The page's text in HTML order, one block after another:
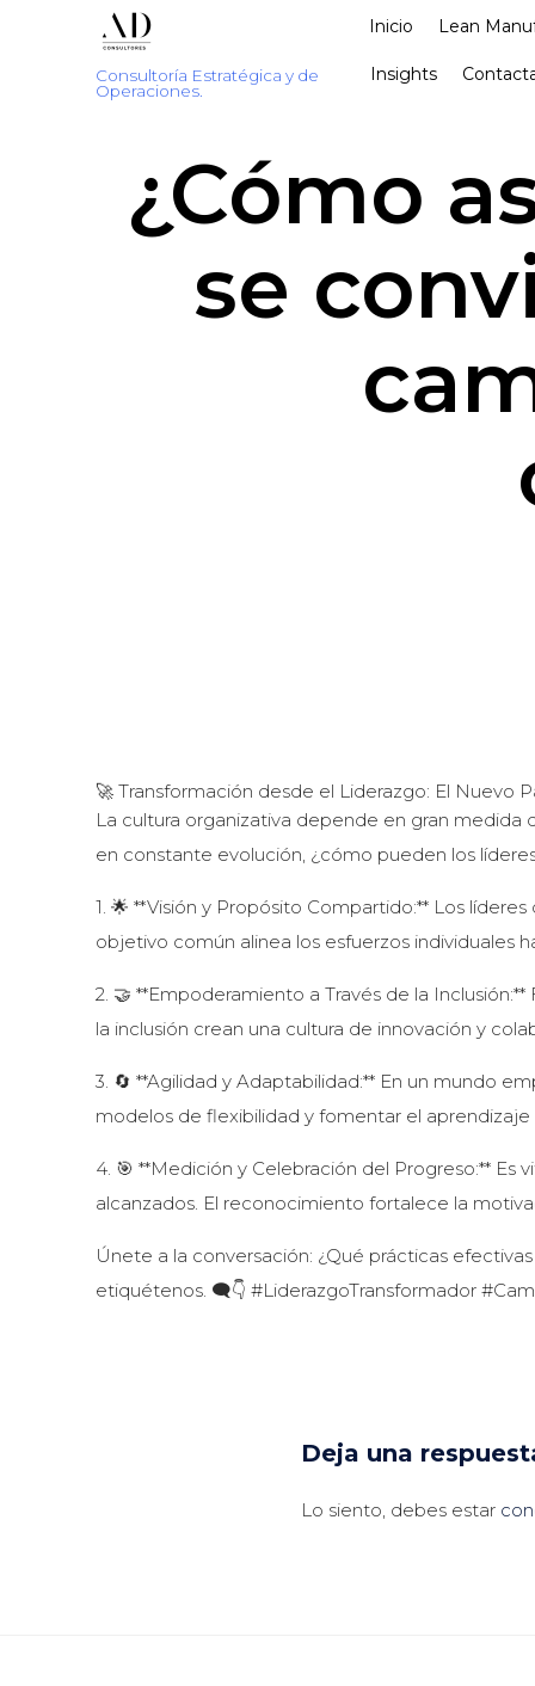
Consultoría Estratégica y de
Operaciones.
Inicio Lean
Insights
¿Cómo
se
🚀 Transformación desde el Liderazgo: El Nuevo
La cultura organizativa depende en gran
en constante evolución, ¿cómo pueden los
1. 🌟 **Visión y Propósito Compartido:** Los
objetivo común alinea los esfuerzos individuales
2. 🤝 **Empoderamiento a Través de la
la inclusión crean una cultura de innovación y
3. 🔄 **Agilidad y Adaptabilidad:** En un mundo
modelos de flexibilidad y fomentar el aprendizaje
4. 🎯 **Medición y Celebración del Progreso:**
alcanzados. El reconocimiento fortalece la
Únete a la conversación: ¿Qué prácticas
etiquétenos. 🗨️👇 #LiderazgoTransformador
Deja una
Lo siento, debes estar